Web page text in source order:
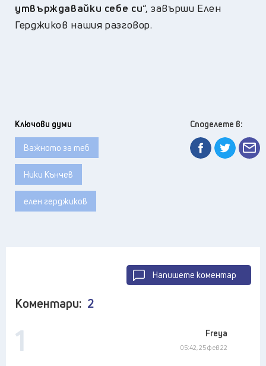
утвърждавайки себе си“,завърши Елен
Герджиков нашия разговор.
Ключови думи
Важното за теб
Ники Кънчев
елен герджиков
Споделете в:
Напишете коментар
Коментари: 2
1 Freya
05:42, 25 фев 22